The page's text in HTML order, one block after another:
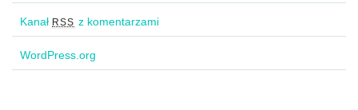
Kanał RSS z komentarzami
WordPress.org